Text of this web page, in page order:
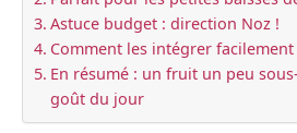
Astuce budget : direction Noz !
Comment les intégrer facilement
En résumé : un fruit un peu
goût du jour